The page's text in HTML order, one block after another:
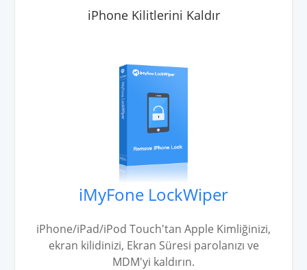
iPhone Kilitlerini Kaldır
iMyFone LockWiper
iPhone/iPad/iPod Touch'tan Apple Kimliğinizi,
ekran kilidinizi, Ekran Süresi parolanızı ve
MDM'yi kaldırın.